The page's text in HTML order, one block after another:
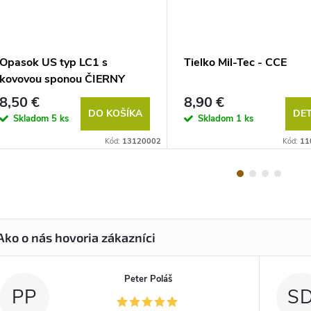
Opasok US typ LC1 s
kovovou sponou ČIERNY
8,50 €
Skladom 5 ks DO KOŠÍKA
Kód: 13120002
Tielko Mil-Tec - CCE
8,90 €
Skladom 1 ks
Kód:
PP
Peter Poláš